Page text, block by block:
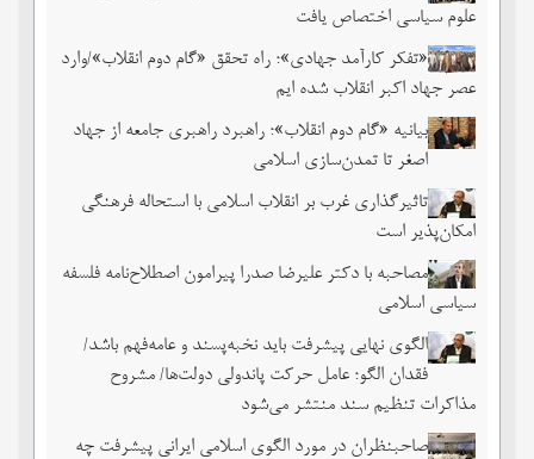
علوم سیاسی اختصاص یافت
«تفکر کارآمد جهادی»؛ راه تحقق «گام دوم انقلاب»/وارد
عصر جهاد اکبر انقلاب شده ایم
بیانیه «گام دوم انقلاب»؛ راهبرد راهبری جامعه از جهاد
اصغر تا تمدن‌سازی اسلامی
تاثیرگذاری غرب بر انقلاب اسلامی با استحاله فرهنگی
امکان‌پذیر است
مصاحبه با دکتر علیرضا صدرا پیرامون اصطلاح‌نامه فلسفه
سیاسی اسلامی
الگوی نهایی پیشرفت باید نخبه‌پسند و عامه‌فهم باشد/
فقدان الگو؛ عامل حرکت پاندولی دولت‌ها/ مشروح
مذاکرات تنظیم سند منتشر می‌شود
صاحبنظران در مورد الگوی اسلامی ایرانی پیشرفت چه